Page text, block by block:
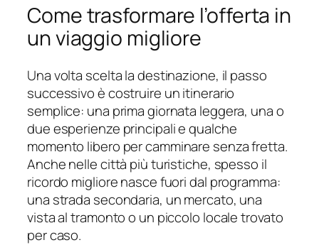
Come trasformare l’offerta in
un viaggio migliore
Una volta scelta la destinazione, il passo
successivo è costruire un itinerario
semplice: una prima giornata leggera, una o
due esperienze principali e qualche
momento libero per camminare senza fretta.
Anche nelle città più turistiche, spesso il
ricordo migliore nasce fuori dal programma:
una strada secondaria, un mercato, una
vista al tramonto o un piccolo locale trovato
per caso.